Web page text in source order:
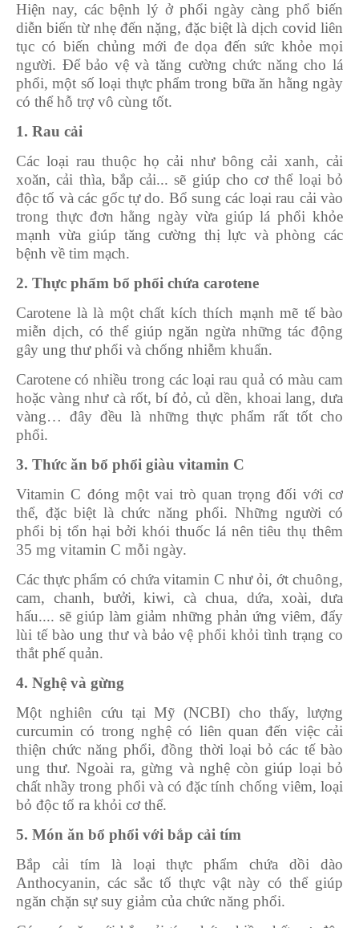
Hiện nay, các bệnh lý ở phổi ngày càng phổ biến
diễn biến từ nhẹ đến nặng, đặc biệt là dịch covid liên
tục có biến chủng mới đe dọa đến sức khỏe mọi
người. Để bảo vệ và tăng cường chức năng cho lá
phổi, một số loại thực phẩm trong bữa ăn hằng ngày
có thể hỗ trợ vô cùng tốt.
1. Rau cải
Các loại rau thuộc họ cải như bông cải xanh, cải
xoăn, cải thìa, bắp cải... sẽ giúp cho cơ thể loại bỏ
độc tố và các gốc tự do. Bổ sung các loại rau cải vào
trong thực đơn hằng ngày vừa giúp lá phổi khỏe
mạnh vừa giúp tăng cường thị lực và phòng các
bệnh về tim mạch.
2. Thực phẩm bổ phổi chứa carotene
Carotene là là một chất kích thích mạnh mẽ tế bào
miễn dịch, có thể giúp ngăn ngừa những tác động
gây ung thư phổi và chống nhiễm khuẩn.
Carotene có nhiều trong các loại rau quả có màu cam
hoặc vàng như cà rốt, bí đỏ, củ dền, khoai lang, dưa
vàng… đây đều là những thực phẩm rất tốt cho
phổi.
3. Thức ăn bổ phổi giàu vitamin C
Vitamin C đóng một vai trò quan trọng đối với cơ
thể, đặc biệt là chức năng phổi. Những người có
phổi bị tổn hại bởi khói thuốc lá nên tiêu thụ thêm
35 mg vitamin C mỗi ngày.
Các thực phẩm có chứa vitamin C như ỏi, ớt chuông,
cam, chanh, bưởi, kiwi, cà chua, dứa, xoài, dưa
hấu.... sẽ giúp làm giảm những phản ứng viêm, đẩy
lùi tế bào ung thư và bảo vệ phổi khỏi tình trạng co
thắt phế quản.
4. Nghệ và gừng
Một nghiên cứu tại Mỹ (NCBI) cho thấy, lượng
curcumin có trong nghệ có liên quan đến việc cải
thiện chức năng phổi, đồng thời loại bỏ các tế bào
ung thư. Ngoài ra, gừng và nghệ còn giúp loại bỏ
chất nhầy trong phổi và có đặc tính chống viêm, loại
bỏ độc tố ra khỏi cơ thể.
5. Món ăn bổ phổi với bắp cải tím
Bắp cải tím là loại thực phẩm chứa dồi dào
Anthocyanin, các sắc tố thực vật này có thể giúp
ngăn chặn sự suy giảm của chức năng phổi.